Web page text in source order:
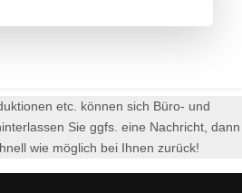
etc. können sich Büro- und
Sie ggfs. eine Nachricht, dann
wie möglich bei Ihnen zurück!